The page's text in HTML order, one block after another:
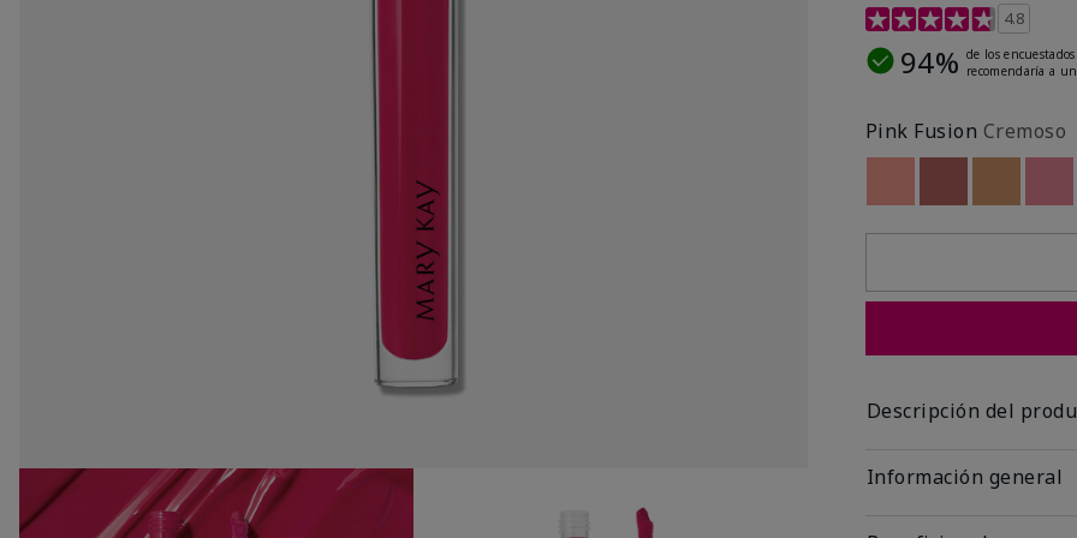
Calificación de clientes
4.8
94% de los encuestados
recomendaría a
Pink Fusion Cremoso
Descripción del
Información general